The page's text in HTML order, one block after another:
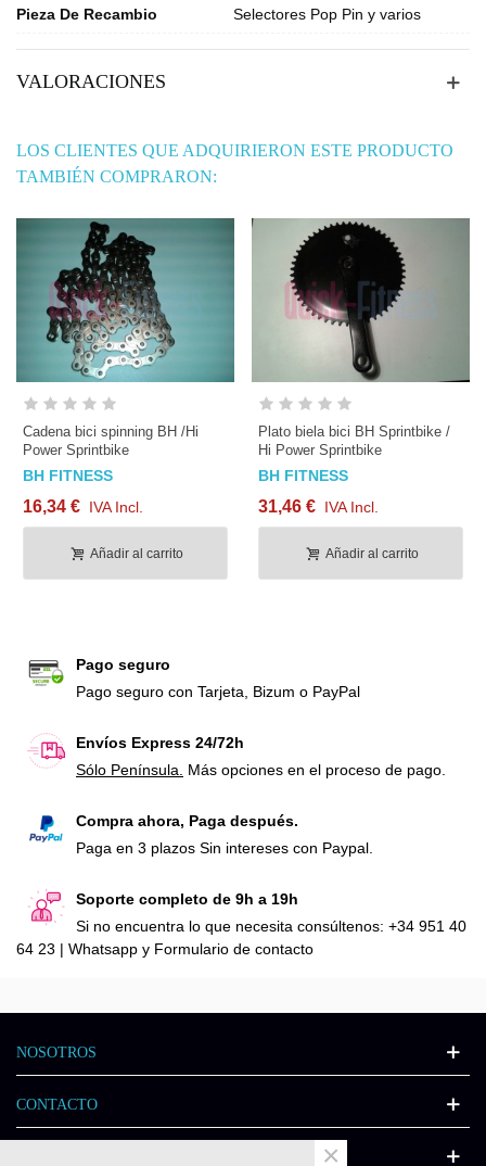
Pieza De Recambio Selectores Pop Pin y varios
VALORACIONES
LOS CLIENTES QUE ADQUIRIERON ESTE PRODUCTO
TAMBIÉN COMPRARON:
Cadena bici spinning BH /Hi
Power Sprintbike
BH FITNESS
16,34 € IVA Incl.
Añadir al carrito
Plato biela bici BH Sprintbike /
Hi Power Sprintbike
BH FITNESS
31,46 € IVA Incl.
Añadir al carrito
Pago seguro
Pago seguro con Tarjeta, Bizum o PayPal
Envíos Express 24/72h
Sólo Península.
Más opciones en el proceso de pago.
Compra ahora, Paga después.
Paga en 3 plazos Sin intereses con Paypal.
Soporte completo de 9h a 19h
Si no encuentra lo que necesita consúltenos: +34 951 40
64 23 | Whatsapp y Formulario de contacto
NOSOTROS
CONTACTO
×